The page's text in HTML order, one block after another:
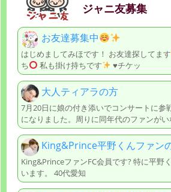
ジャニ友募集
お友達募集中
はじめましてみほです！ お友達探してます
ち
私も掛け持ちです ♥️チケッ
大人ティアラの方
7月20日に娘の付き添いでコンサートに参
になりました。周りに同年代のファンがい
King&Prince平野くんファン
King&PrinceファンFC会員です? 特に平野
います。 40代愛知